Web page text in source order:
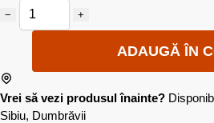
− +
ADAUGĂ ÎN
Vrei să vezi produsul înainte?
Sibiu, Dumbrăvii